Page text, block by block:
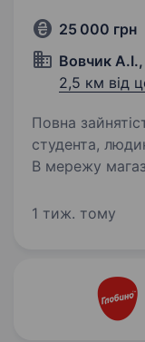
25 000 грн
Вовчик
2,5 км від
Повна
студента,
В мережу
Вимоги: Знання принципів та методів ремонту.
1 тиж. тому